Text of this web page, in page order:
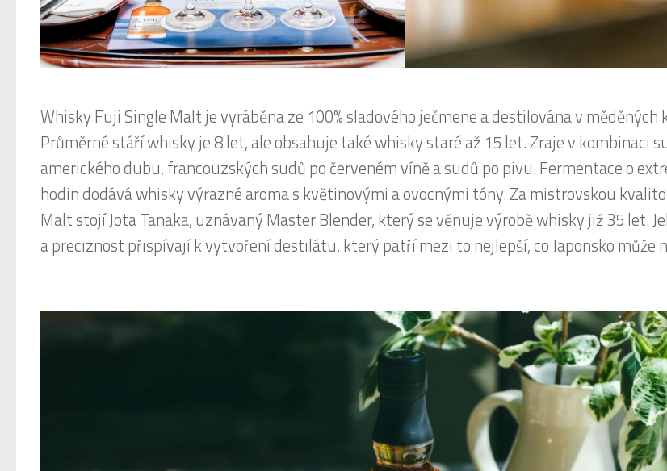
Whisky Fuji Single Malt je vyráběna ze 100% sladového ječmene a destilována v měděných
Průměrné stáří whisky je 8 let, ale obsahuje také whisky staré až 15 let. Zraje v kombinaci
amerického dubu, francouzských sudů po červeném víně a sudů po pivu. Fermentace o
hodin dodává whisky výrazné aroma s květinovými a ovocnými tóny. Za mistrovskou
Malt stojí Jota Tanaka, uznávaný Master Blender, který se věnuje výrobě whisky již 35 let.
a preciznost přispívají k vytvoření destilátu, který patří mezi to nejlepší, co Japonsko může